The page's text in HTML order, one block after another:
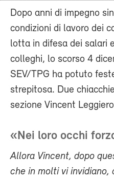
Dopo anni di impegno
condizioni di lavoro dei
lotta in difesa dei salari
colleghi, lo scorso 4
SEV/TPG ha potuto
strepitosa. Due
sezione Vincent
«Nei loro occhi
Allora Vincent, dopo
che in molti vi invidiano,